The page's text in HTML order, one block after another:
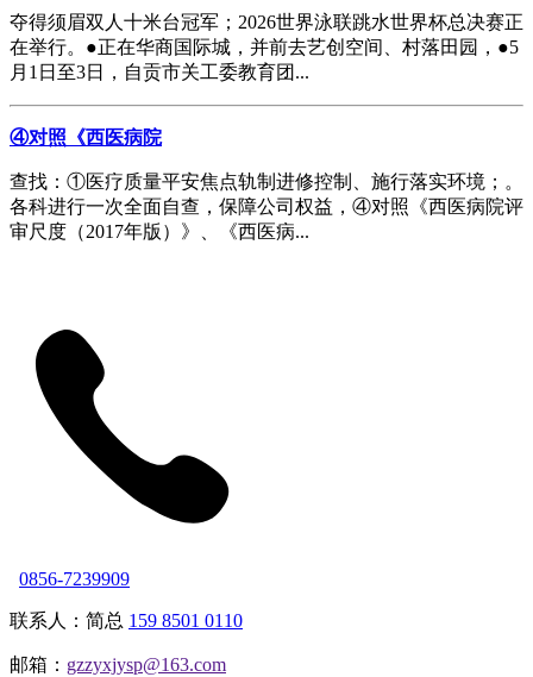
夺得须眉双人十米台冠军；2026世界泳联跳水世界杯总决赛正
在举行。●正在华商国际城，并前去艺创空间、村落田园，●5
月1日至3日，自贡市关工委教育团...
④对照《西医病院
查找：①医疗质量平安焦点轨制进修控制、施行落实环境；。
各科进行一次全面自查，保障公司权益，④对照《西医病院评
审尺度（2017年版）》、《西医病...
0856-7239909
联系人：简总 159 8501 0110
邮箱： gzzyxjysp@163.com